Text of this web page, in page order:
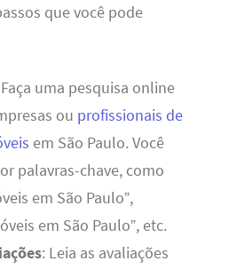
que você pode
uma pesquisa online
ou profissionais de
em São Paulo. Você
palavras-chave, como
em São Paulo”,
em São Paulo”, etc.
: Leia as avaliações